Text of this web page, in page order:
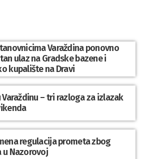
Varaždina ponovno
ulaz na Gradske bazene i
kupalište na Dravi
Varaždinu – tri razloga za izlazak
regulacija prometa zbog
u Nazorovoj